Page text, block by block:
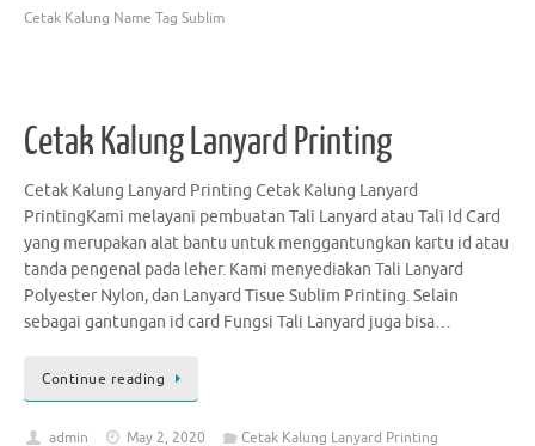
Cetak Kalung Name Tag Sublim
Cetak Kalung Lanyard Printing
Cetak Kalung Lanyard Printing Cetak Kalung Lanyard
PrintingKami melayani pembuatan Tali Lanyard atau Tali Id Card
yang merupakan alat bantu untuk menggantungkan kartu id atau
tanda pengenal pada leher. Kami menyediakan Tali Lanyard
Polyester Nylon, dan Lanyard Tisue Sublim Printing. Selain
sebagai gantungan id card Fungsi Tali Lanyard juga bisa…
Continue reading
admin May 2, 2020 Cetak Kalung Lanyard Printing